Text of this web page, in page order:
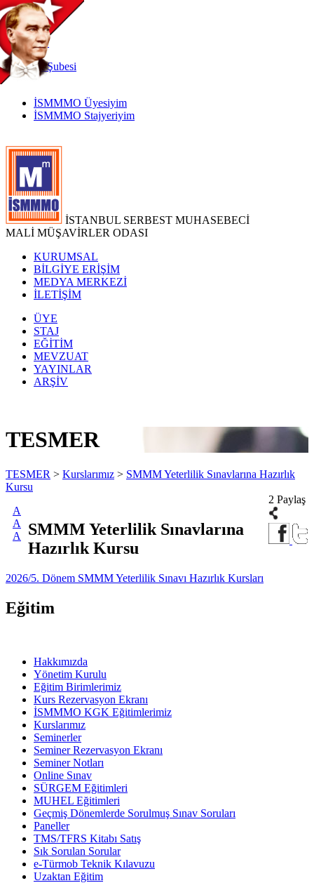
TR
|
EN
İnternetŞubesi
İSMMMO Üyesiyim
İSMMMO Stajyeriyim
İSTANBUL SERBEST MUHASEBECİ
MALİ MÜŞAVİRLER ODASI
KURUMSAL
BİLGİYE ERİŞİM
MEDYA MERKEZİ
İLETİŞİM
ÜYE
STAJ
EĞİTİM
MEVZUAT
YAYINLAR
ARŞİV
TESMER
TESMER > Kurslarımız > SMMM Yeterlilik Sınavlarına Hazırlık
Kursu
A
A
A
2 Paylaş
SMMM Yeterlilik Sınavlarına
Hazırlık Kursu
2026/5. Dönem SMMM Yeterlilik Sınavı Hazırlık Kursları
Eğitim
Hakkımızda
Yönetim Kurulu
Eğitim Birimlerimiz
Kurs Rezervasyon Ekranı
İSMMMO KGK Eğitimlerimiz
Kurslarımız
Seminerler
Seminer Rezervasyon Ekranı
Seminer Notları
Online Sınav
SÜRGEM Eğitimleri
MUHEL Eğitimleri
Geçmiş Dönemlerde Sorulmuş Sınav Soruları
Paneller
TMS/TFRS Kitabı Satış
Sık Sorulan Sorular
e-Türmob Teknik Kılavuzu
Uzaktan Eğitim